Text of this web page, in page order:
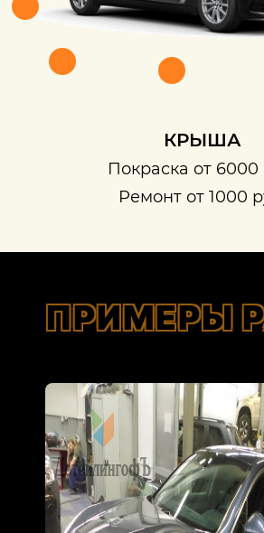
КРЫША
Покраска от 6000
Ремонт от 1000
ПРИМЕРЫ